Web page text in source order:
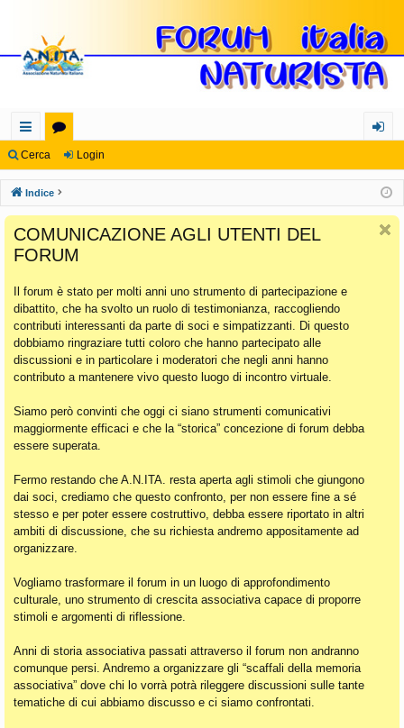
oll
eg
a
m
en
ti
Ra
pi
di
u
m
in
Cerca Login
Indice
COMUNICAZIONE AGLI UTENTI DEL
FORUM
Il forum è stato per molti anni uno strumento di partecipazione e
dibattito, che ha svolto un ruolo di testimonianza, raccogliendo
contributi interessanti da parte di soci e simpatizzanti. Di questo
dobbiamo ringraziare tutti coloro che hanno partecipato alle
discussioni e in particolare i moderatori che negli anni hanno
contributo a mantenere vivo questo luogo di incontro virtuale.
Siamo però convinti che oggi ci siano strumenti comunicativi
maggiormente efficaci e che la “storica” concezione di forum debba
essere superata.
Fermo restando che A.N.ITA. resta aperta agli stimoli che giungono
dai soci, crediamo che questo confronto, per non essere fine a sé
stesso e per poter essere costruttivo, debba essere riportato in altri
ambiti di discussione, che su richiesta andremo appositamente ad
organizzare.
Vogliamo trasformare il forum in un luogo di approfondimento
culturale, uno strumento di crescita associativa capace di proporre
stimoli e argomenti di riflessione.
Anni di storia associativa passati attraverso il forum non andranno
comunque persi. Andremo a organizzare gli “scaffali della memoria
associativa” dove chi lo vorrà potrà rileggere discussioni sulle tante
tematiche di cui abbiamo discusso e ci siamo confrontati.